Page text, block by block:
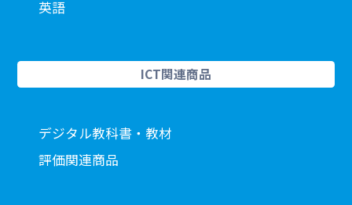
英語
ICT関連商品
デジタル教科書・教材
評価関連商品